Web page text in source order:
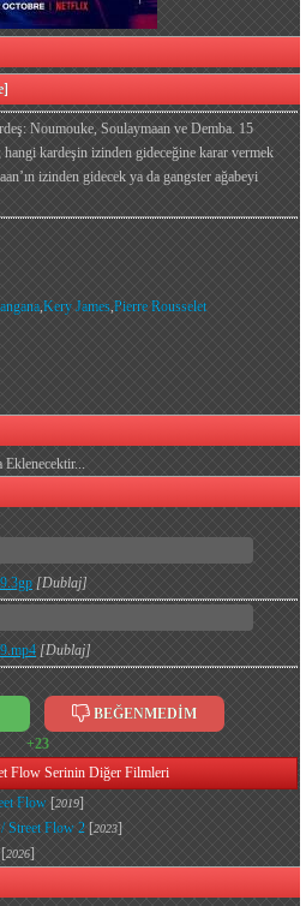
Noumouke, Soulaymaan ve Demba. 15
kardeşin izinden gideceğine karar vermek
izinden gidecek ya da gangster ağabeyi
,Kery James,Pierre Rousselet
Eklenecektir...
[Dublaj]
[Dublaj]
BEĞENMEDİM
+23
Flow Serinin Diğer Filmleri
Flow [2019]
Street Flow 2 [2023]
[2026]